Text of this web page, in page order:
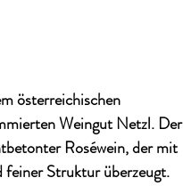
österreichischen
Weingut Netzl. Der
Roséwein, der mit
feiner Struktur überzeugt.